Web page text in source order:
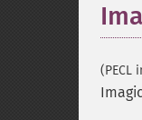
(PECL